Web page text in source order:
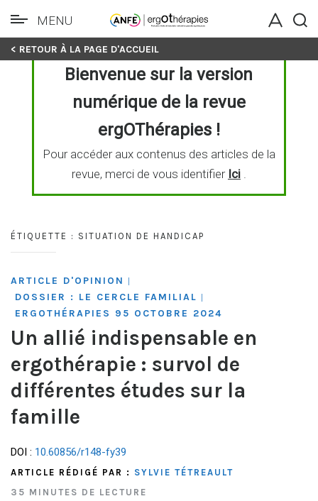
Skip
MENU
< RETOUR À LA PAGE D'ACCUEIL
Bienvenue sur la version
numérique de la revue
ergOThérapies !
Pour accéder aux contenus des articles de la
revue, merci de vous identifier Ici.
ÉTIQUETTE : SITUATION DE HANDICAP
ARTICLE D'OPINION |
DOSSIER : LE CERCLE FAMILIAL |
ERGOTHÉRAPIES 95 OCTOBRE 2024
Un allié indispensable en
ergothérapie : survol de
différentes études sur la
famille
DOI : 10.60856/r148-fy39
ARTICLE RÉDIGÉ PAR : SYLVIE TÉTREAULT
35 MINUTES DE LECTURE